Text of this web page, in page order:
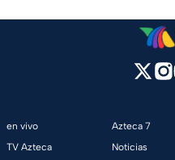
en vivo
TV Azteca
Azteca 7
Noticias